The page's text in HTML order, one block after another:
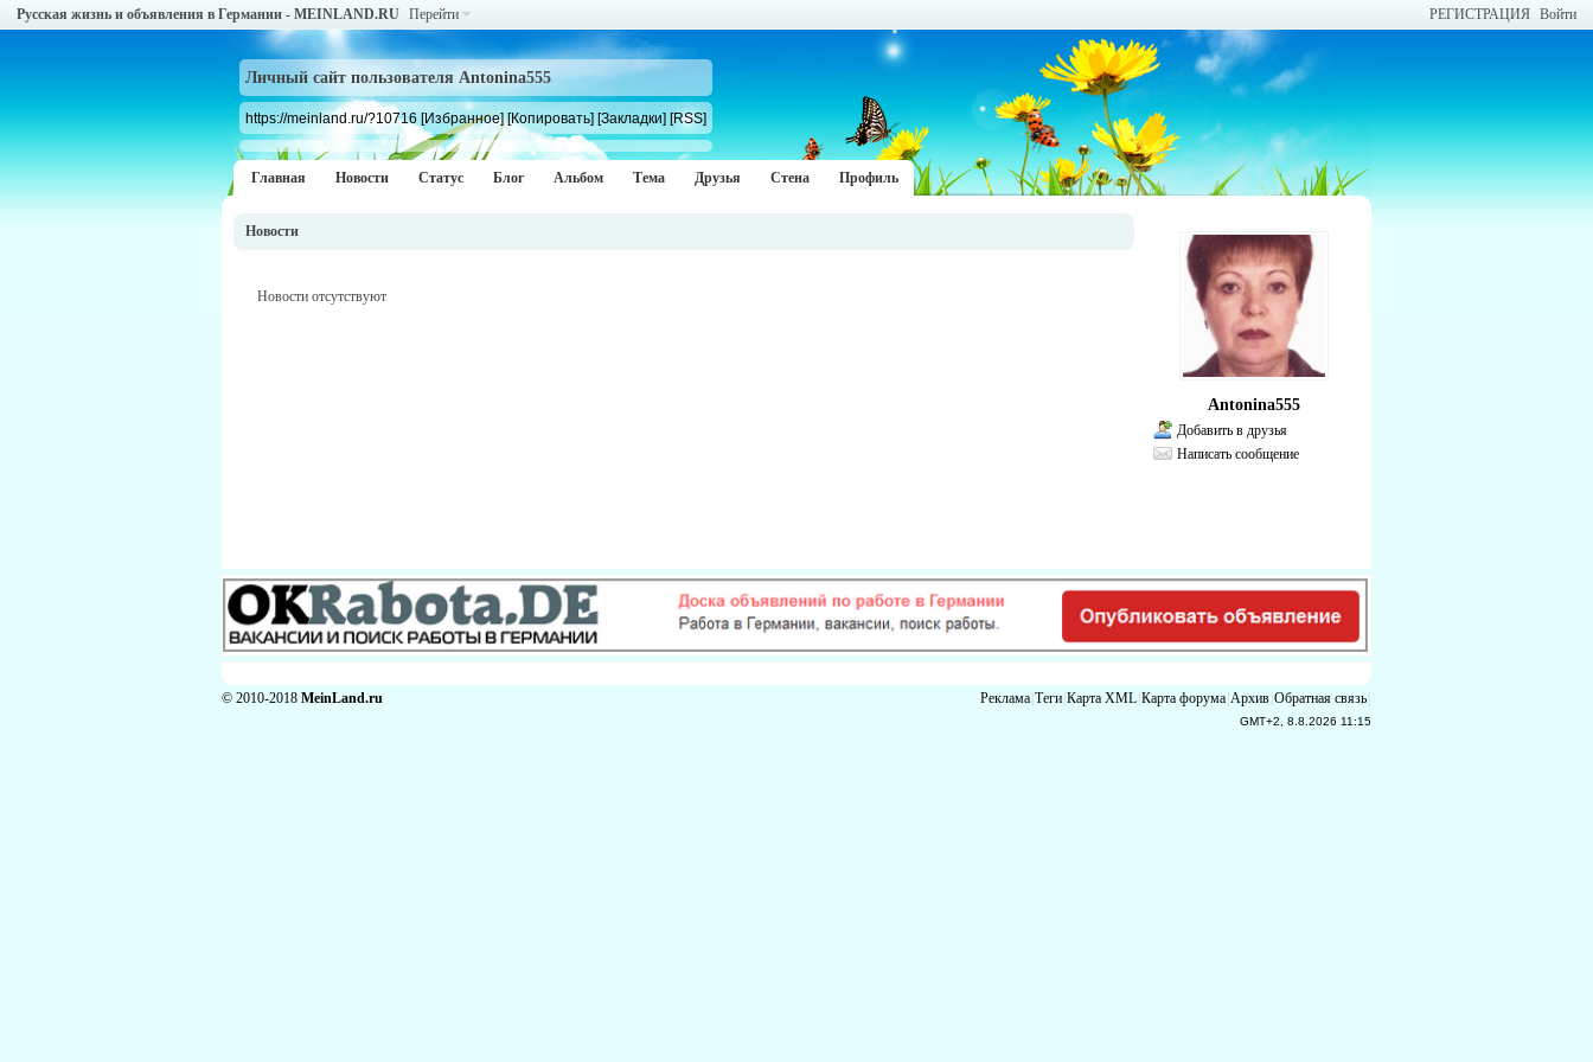
РЕГИСТРАЦИЯ Войти
Русская жизнь и объявления в Германии - MEINLAND.RU Перейти
Личный сайт пользователя Antonina555
https://meinland.ru/?10716 [Избранное] [Копировать] [Закладки] [RSS]
Главная Новости Статус Блог Альбом Тема Друзья Стена Профиль
Новости
Новости отсутствуют
Antonina555
Добавить в друзья
Написать сообщение
Реклама|Теги|Карта XML|Карта форума|Архив|Обратная связь|
GMT+2, 8.8.2026 11:15
© 2010-2018 MeinLand.ru